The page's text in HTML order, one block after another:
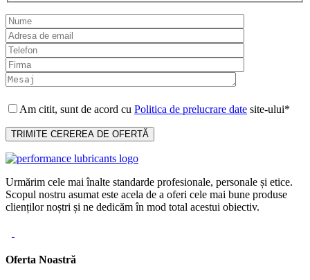
Am citit, sunt de acord cu Politica de prelucrare date site-ului*
Urmărim cele mai înalte standarde profesionale, personale și etice.
Scopul nostru asumat este acela de a oferi cele mai bune produse
clienților noștri și ne dedicăm în mod total acestui obiectiv.
Oferta Noastră